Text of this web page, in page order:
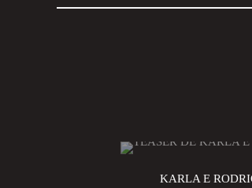
KARLA E